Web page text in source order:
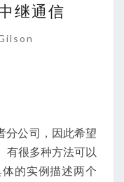
继通信
分公司，因此希望
有很多种方法可以
的实例描述两个